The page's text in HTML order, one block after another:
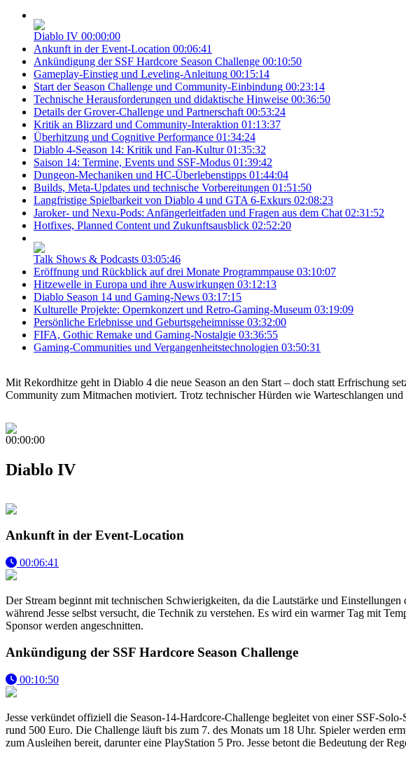
Diablo IV 00:00:00
Ankunft in der Event-Location 00:06:41
Ankündigung der SSF Hardcore Season Challenge 00:10:50
Gameplay-Einstieg und Leveling-Anleitung 00:15:14
Start der Season Challenge und Community-Einbindung 00:23:14
Technische Herausforderungen und didaktische Hinweise 00:36:50
Details der Grover-Challenge und Partnerschaft 00:53:24
Kritik an Blizzard und Community-Interaktion 01:13:37
Überhitzung und Cognitive Performance 01:34:24
Diablo 4-Season 14: Kritik und Fan-Kultur 01:35:32
Saison 14: Termine, Events und SSF-Modus 01:39:42
Dungeon-Mechaniken und HC-Überlebenstipps 01:44:04
Builds, Meta-Updates und technische Vorbereitungen 01:51:50
Langfristige Spielbarkeit von Diablo 4 und GTA 6-Exkurs 02:08:23
Jaroker- und Nexu-Pods: Anfängerleitfaden und Fragen aus dem Chat 02:31:52
Hotfixes, Planned Content und Zukunftsausblick 02:52:20
Talk Shows & Podcasts 03:05:46
Eröffnung und Rückblick auf drei Monate Programmpause 03:10:07
Hitzewelle in Europa und ihre Auswirkungen 03:12:13
Diablo Season 14 und Gaming-News 03:17:15
Kulturelle Projekte: Opernkonzert und Retro-Gaming-Museum 03:19:09
Persönliche Erlebnisse und Geburtsgeheimnisse 03:32:00
FIFA, Gothic Remake und Gaming-Nostalgie 03:36:55
Gaming-Communities und Vergangenheitstechnologien 03:50:31
Mit Rekordhitze geht in Diablo 4 die neue Season an den Start – doch statt Erfrischung
Community zum Mitmachen motiviert. Trotz technischer Hürden wie Warteschlangen
00:00:00
Diablo IV
Ankunft in der Event-Location
00:06:41
Der Stream beginnt mit technischen Schwierigkeiten, da die Lautstärke und
während Jesse selbst versucht, die Technik zu verstehen. Es wird ein warmer Tag mit
Sponsor werden angeschnitten.
Ankündigung der SSF Hardcore Season Challenge
00:10:50
Jesse verkündet offiziell die Season-14-Hardcore-Challenge begleitet von einer SSF-
rund 500 Euro. Die Challenge läuft bis zum 7. des Monats um 18 Uhr. Spieler werden
zum Ausleihen bereit, darunter eine PlayStation 5 Pro. Jesse betont die Bedeutung der